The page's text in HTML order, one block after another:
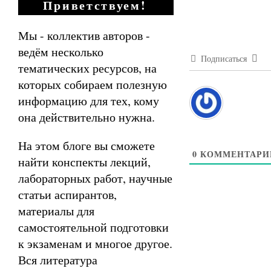
Приветствуем!
Мы - коллектив авторов -
ведём несколько
тематических ресурсов, на
которых собираем полезную
информацию для тех, кому
она действительно нужна.
На этом блоге вы сможете
найти конспекты лекций,
лабораторных работ, научные
статьи аспирантов,
материалы для
самостоятельной подготовки
к экзаменам и многое другое.
Вся литература
Подписаться
0